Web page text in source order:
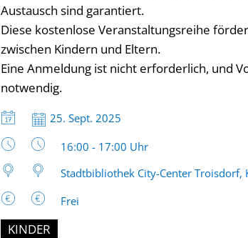
Austausch sind garantiert.
Diese kostenlose Veranstaltungsreihe
zwischen Kindern und Eltern.
Eine Anmeldung ist nicht erforderlich, und
notwendig.
Datum:
25. Sept. 2025
Uhrzeit:
16:00 - 17:00 Uhr
Stadtbibliothek City-Center
Frei
KINDER